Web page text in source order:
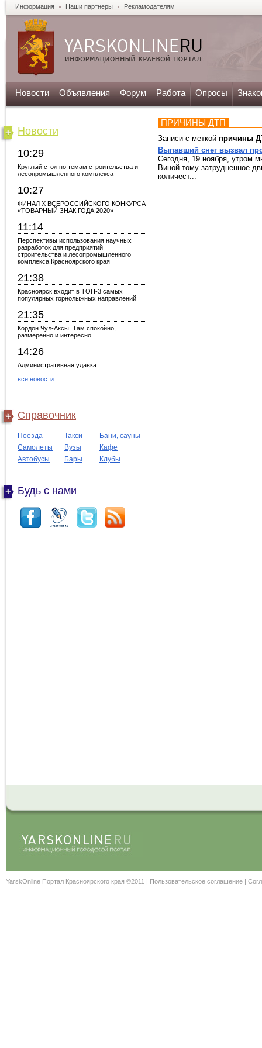
Информация Наши партнеры Рекламодателям
Новости Объявления Форум Работа Опросы
Новости
10:29
Круглый стол по темам строительства и
лесопромышленного комплекса
10:27
ФИНАЛ X ВСЕРОССИЙСКОГО КОНКУРСА
«ТОВАРНЫЙ ЗНАК ГОДА 2020»
11:14
Перспективы использования научных
разработок для предприятий
строительства и лесопромышленного
комплекса Красноярского края
21:38
Красноярск входит в ТОП-3 самых
популярных горнолыжных направлений
21:35
Кордон Чул-Аксы. Там спокойно,
размеренно и интересно...
14:26
Административная удавка
все новости
Справочник
Поезда Такси
Бани, сауны
Самолеты
Вузы
Кафе
Автобусы
Бары Клубы
Будь с нами
ПРИЧИНЫ ДТП
Записи с меткой причины
Выпавший снег вызвал
Сегодня, 19 ноября, утром
Виной тому затрудненное
количест...
YarskOnline Портал Красноярского края ©2011 | Пользовательское соглашение |